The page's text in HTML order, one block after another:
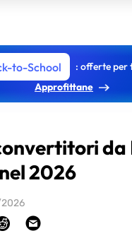
to-School
: offerte per
Approfittane
da
2026